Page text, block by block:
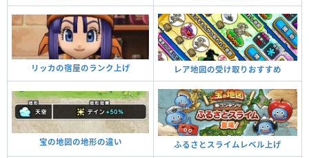
リッカの宿屋のランク上げ レア地図の受け取りおすすめ
宝の地図の地形の違い ふるさとスライムレベル上げ